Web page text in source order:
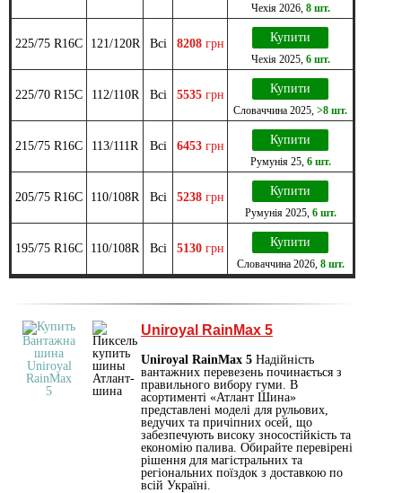
Чехія2026, 8 шт.
225/75 R16C 121/120R Всі 8208 грн Купити
Чехія2025, 6 шт.
225/70 R15C 112/110R Всі 5535 грн Купити
Словаччина 2025 >8 шт.
215/75 R16C 113/111R Всі 6453 грн Купити
Румунія25, 6 шт.
205/75 R16C 110/108R Всі 5238 грн Купити
Румунія2025, 6 шт.
195/75 R16C 110/108R Всі 5130 грн Купити
Словаччина2026, 8 шт.
Uniroyal RainMax 5
Uniroyal RainMax 5 Надійність
вантажних перевезень починається з
правильного вибору гуми. В
асортименті «Атлант Шина»
представлені моделі для рульових,
ведучих та причіпних осей, що
забезпечують високу зносостійкість та
економію палива. Обирайте перевірені
рішення для магістральних та
регіональних поїздок з доставкою по
всій Україні.